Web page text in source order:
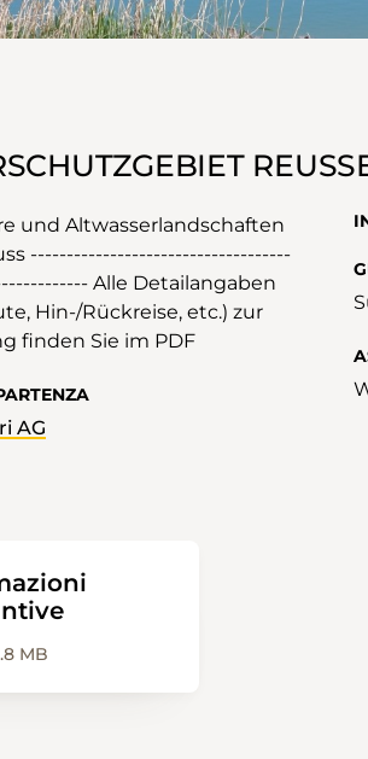
und Altwasserlandschaften
------------------------------------
Alle Detailangaben
Hin-/Rückreise, etc.) zur
finden Sie im PDF
AG
MB